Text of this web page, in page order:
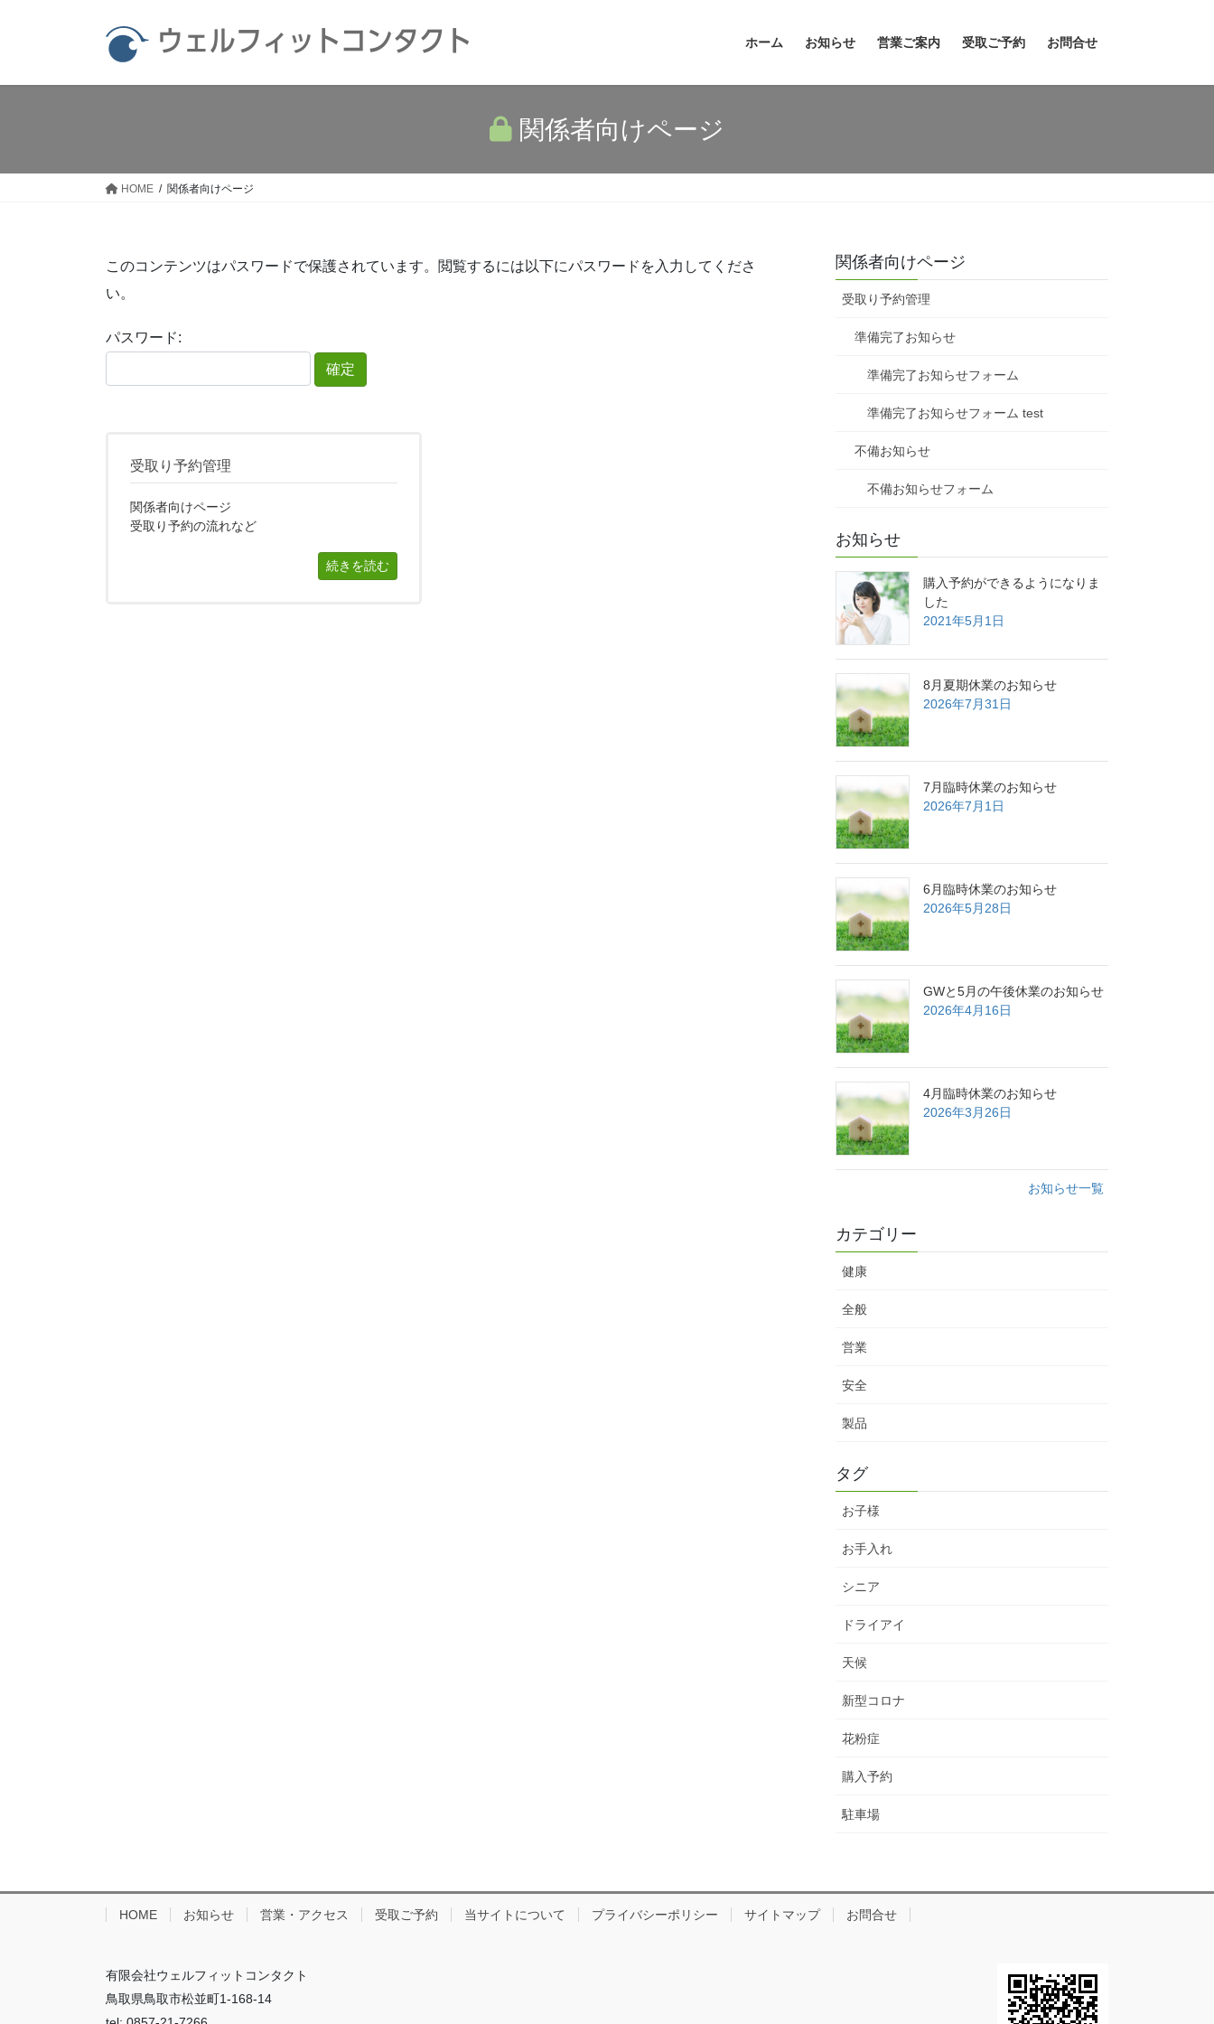
ウェルフィットコンタクト ホーム お知らせ 営業ご案内 受取ご予約 お問合せ
関係者向けページ
HOME 関係者向けページ
このコンテンツはパスワードで保護されています。閲覧するには以下にパスワードを入力してくださ
い。
パスワード:
受取り予約管理
関係者向けページ
受取り予約の流れなど
続きを読む
関係者向けページ
受取り予約管理
準備完了お知らせ
準備完了お知らせフォーム
準備完了お知らせフォーム test
不備お知らせ
不備お知らせフォーム
お知らせ
購入予約ができるようになりま
した
2021年5月1日
8月夏期休業のお知らせ
2026年7月31日
7月臨時休業のお知らせ
2026年7月1日
6月臨時休業のお知らせ
2026年5月28日
GWと5月の午後休業のお知らせ
2026年4月16日
4月臨時休業のお知らせ
2026年3月26日
お知らせ一覧
カテゴリー
健康
全般
営業
安全
製品
タグ
お子様
お手入れ
シニア
ドライアイ
天候
新型コロナ
花粉症
購入予約
駐車場
HOME お知らせ 営業・アクセス 受取ご予約 当サイトについて プライバシーポリシー サイトマップ お問合せ
有限会社ウェルフィットコンタクト
鳥取県鳥取市松並町1-168-14